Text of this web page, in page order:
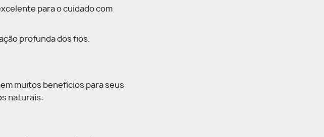
para o cuidado com
profunda dos fios.
muitos benefícios para seus
naturais: